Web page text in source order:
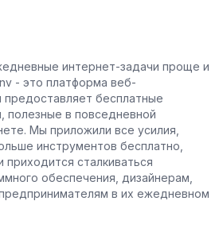
интернет-задачи проще и
- это платформа веб-
предоставляет бесплатные
полезные в повседневной
Мы приложили все усилия,
инструментов бесплатно,
приходится сталкиваться
обеспечения, дизайнерам,
в их ежедневном